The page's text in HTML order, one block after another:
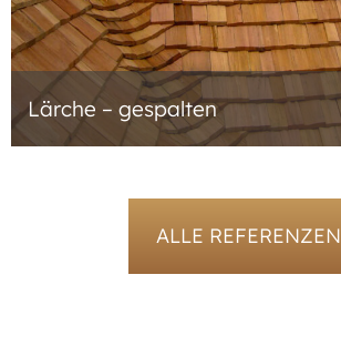
Lärche – gespalten
ALLE REFERENZEN